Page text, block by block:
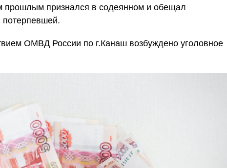
прошлым признался в содеянном и обещал
потерпевшей.
ОМВД России по г.Канаш возбуждено уголовное